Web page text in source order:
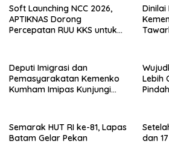
Soft Launching NCC 2026,
APTIKNAS Dorong
Percepatan RUU KKS untuk
Deputi Imigrasi dan
Pemasyarakatan Kemenko
Kumham Imipas Kunjungi
Lebih
Semarak HUT RI ke-81, Lapas
Batam Gelar Pekan
dan